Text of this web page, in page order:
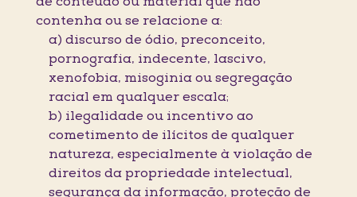
contenha ou se relacione a:
a) discurso de ódio, preconceito,
pornografia, indecente, lascivo,
xenofobia, misoginia ou segregação
racial em qualquer escala;
b) ilegalidade ou incentivo ao
cometimento de ilícitos de qualquer
natureza, especialmente à violação de
direitos da propriedade intelectual,
segurança da informação, proteção de